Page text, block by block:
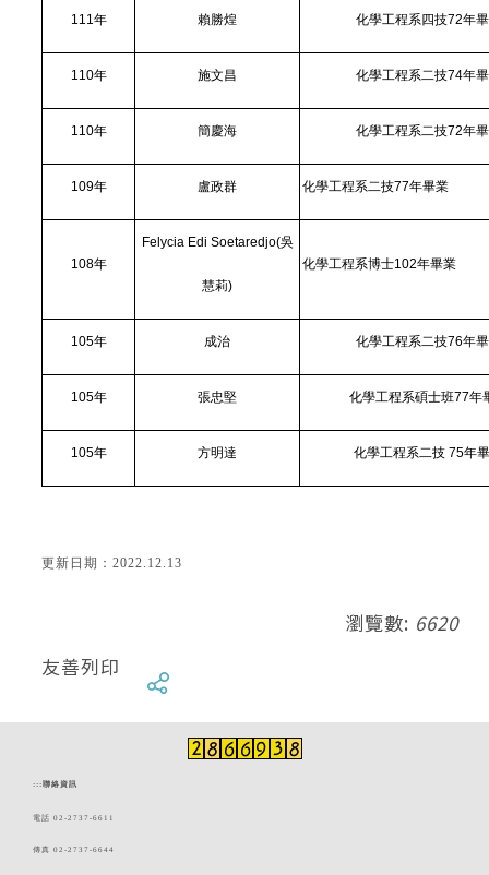
111年 賴勝煌 化學工程系四技72年
110年 施文昌 化學工程系二技74年
110年 簡慶海 化學工程系二技72年
109年 盧政群 化學工程系二技77年畢業
108年
Felycia Edi Soetaredjo(吳
慧莉)
化學工程系博士102年畢業
105年 成治 化學工程系二技76年
105年 張忠堅 化學工程系碩士班77年
105年 方明達 化學工程系二技 75年
更新日期：2022.12.13
瀏覽數: 6620
友善列印
::: 聯絡資訊
電話 02-2737-6611
傳真 02-2737-6644